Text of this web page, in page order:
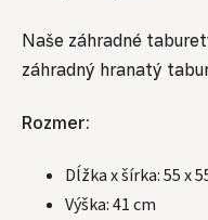
Naše záhradné
záhradný hranatý
Rozmer:
Dĺžka x šírka: 55 x
Výška: 41 cm